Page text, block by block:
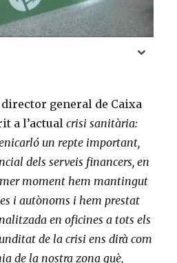
general de Caixa
a l’actualcrisi sanitària:
un repte important,
dels serveis financers, en
moment hem mantingut
i autònoms i hem prestat
en oficines a tots els
de la crisi ens dirà com
de la nostra zona què,